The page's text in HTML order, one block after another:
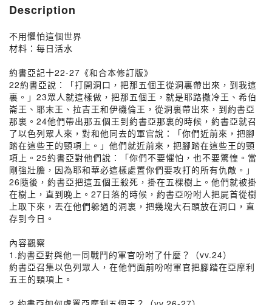
Description
不用懼怕這個世界
材料：每日活水
約書亞記十22-27《和合本修訂版》
22約書亞說：「打開洞口，把那五個王從洞裏帶出來，到我這
裏。」23眾人就這樣做，把那五個王，就是耶路撒冷王、希伯
崙王、耶末王、拉吉王和伊磯倫王，從洞裏帶出來，到約書亞
那裏。24他們帶出那五個王到約書亞那裏的時候，約書亞就召
了以色列眾人來，對和他同去的軍官說：「你們近前來，把腳
踏在這些王的頸項上。」他們就近前來，把腳踏在這些王的頸
項上。25約書亞對他們說：「你們不要懼怕，也不要驚惶。當
剛強壯膽，因為耶和華必這樣處置你們要攻打的所有仇敵。」
26隨後，約書亞把這五個王殺死，掛在五棵樹上。他們就被掛
在樹上，直到晚上。27日落的時候，約書亞吩咐人把屍首從樹
上取下來，丟在他們躲過的洞裏，把幾塊大石頭放在洞口，直
存到今日。
內容觀察
1.約書亞對與他一同戰鬥的軍官吩咐了什麼？（vv.24）
約書亞召集以色列眾人，在他們面前吩咐軍官把腳踏在亞摩利
五王的頸項上。